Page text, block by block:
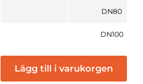
DN80
DN100
Lägg till i varukorgen